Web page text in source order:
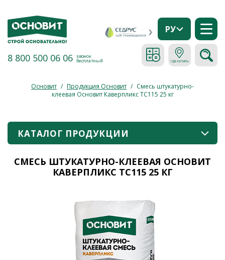
8 800 500 06 06 звонок
бесплатный
РУ
Основит / Продукция Основит / Смесь штукатурно-
клеевая Основит Каверпликс TC115 25 кг
КАТАЛОГ ПРОДУКЦИИ
СМЕСЬ ШТУКАТУРНО-КЛЕЕВАЯ ОСНОВИТ
КАВЕРПЛИКС TC115 25 КГ